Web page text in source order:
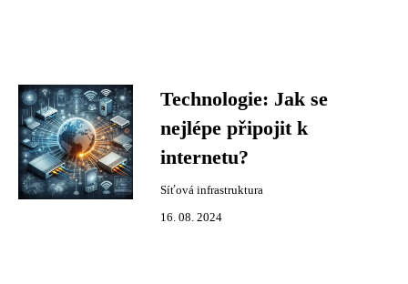
Technologie: Jak se
nejlépe připojit k
internetu?
Síťová infrastruktura
16. 08. 2024